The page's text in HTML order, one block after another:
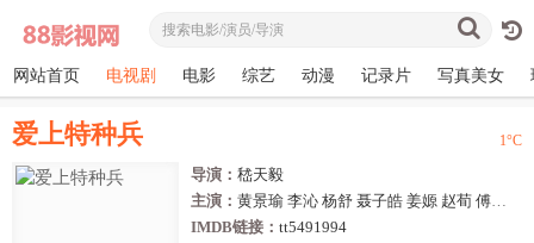
网站首页 电视剧 电影 综艺 动漫 记录片 写真美女
爱上特种兵
导演： 嵇天毅
主演： 黄景瑜 李沁 杨舒 聂子皓 姜嫄 赵荀 傅浤鸣
IMDB链接： tt5491994
1°C